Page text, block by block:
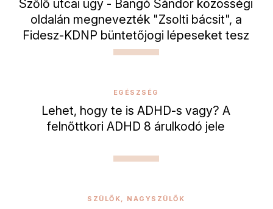
Szőlő utcai ügy - Bangó Sándor közösségi
oldalán megnevezték "Zsolti bácsit", a
Fidesz-KDNP büntetőjogi lépeseket tesz
EGÉSZSÉG
Lehet, hogy te is ADHD-s vagy? A
felnőttkori ADHD 8 árulkodó jele
SZÜLŐK, NAGYSZÜLŐK